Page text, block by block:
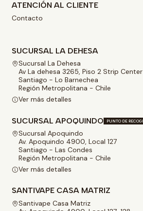
ATENCIÓN AL CLIENTE
Contacto
SUCURSAL LA DEHESA
Sucursal La Dehesa
Av La dehesa 3265, Piso 2 Strip Center
Santiago - Lo Barnechea
Región Metropolitana - Chile
Ver más detalles
SUCURSAL APOQUINDO PUNTO DE
Sucursal Apoquindo
Av. Apoquindo 4900, Local 127
Santiago - Las Condes
Región Metropolitana - Chile
Ver más detalles
SANTIVAPE CASA MATRIZ
Santivape Casa Matriz